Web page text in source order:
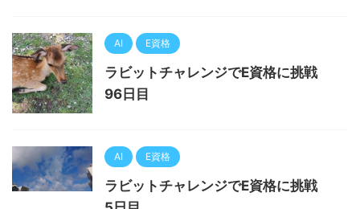
AI E資格
ラビットチャレンジでE資格に挑戦
96日目
AI E資格
ラビットチャレンジでE資格に挑戦